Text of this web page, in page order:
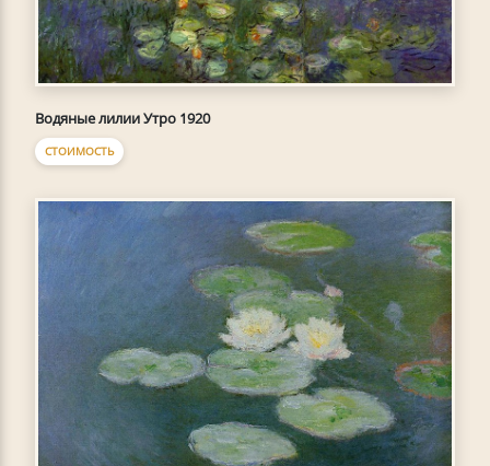
Водяные лилии Утро 1920
СТОИМОСТЬ